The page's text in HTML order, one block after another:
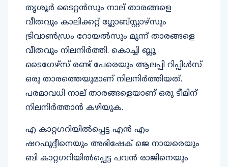
തൃശൂർ ടൈറ്റൻസും നാല് താരങ്ങളെ
വീതവും കാലിക്കറ്റ് ഗ്ലോബ്സ്റ്റാഴ്സും
ട്രിവാൺഡ്രം റോയൽസും മൂന്ന് താരങ്ങളെ
വീതവും നിലനിർത്തി. കൊച്ചി ബ്ലൂ
ടൈഗേഴ്സ് രണ്ട് പേരെയും ആലപ്പി റിപ്പിൾസ്
ഒരു താരത്തെയുമാണ് നിലനിർത്തിയത്.
പരമാവധി നാല് താരങ്ങളെയാണ് ഒരു ടീമിന്
നിലനിർത്താൻ കഴിയുക.
എ കാറ്റഗറിയിൽപ്പെട്ട എൻ എം
ഷറഫുദ്ദീനെയും അഭിഷേക് ജെ നായരെയും
ബി കാറ്റഗറിയിൽപ്പെട്ട പവൻ രാജിനെയും